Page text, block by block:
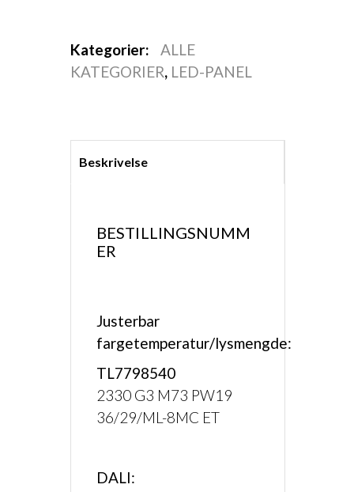
Kategorier:
ALLE
KATEGORIER, LED-PANEL
Beskrivelse
BESTILLINGSNUMM
ER
Justerbar
fargetemperatur/lysmengde:
TL7798540
2330 G3 M73 PW19
36/29/ML-8MC ET
DALI: